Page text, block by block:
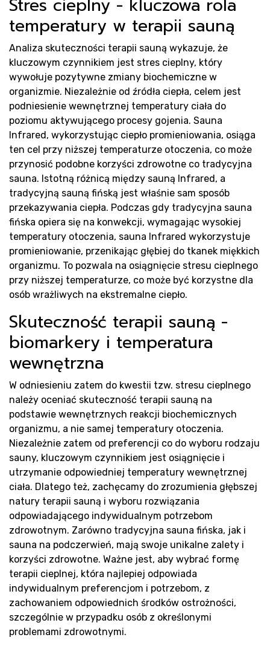
Stres cieplny - kluczowa rola
temperatury w terapii sauną
Analiza skuteczności terapii sauną wykazuje, że
kluczowym czynnikiem jest stres cieplny, który
wywołuje pozytywne zmiany biochemiczne w
organizmie. Niezależnie od źródła ciepła, celem jest
podniesienie wewnętrznej temperatury ciała do
poziomu aktywującego procesy gojenia. Sauna
Infrared, wykorzystując ciepło promieniowania, osiąga
ten cel przy niższej temperaturze otoczenia, co może
przynosić podobne korzyści zdrowotne co tradycyjna
sauna. Istotną różnicą między sauną Infrared, a
tradycyjną sauną fińską jest właśnie sam sposób
przekazywania ciepła. Podczas gdy tradycyjna sauna
fińska opiera się na konwekcji, wymagając wysokiej
temperatury otoczenia, sauna Infrared wykorzystuje
promieniowanie, przenikając głębiej do tkanek miękkich
organizmu. To pozwala na osiągnięcie stresu cieplnego
przy niższej temperaturze, co może być korzystne dla
osób wrażliwych na ekstremalne ciepło.
Skuteczność terapii sauną -
biomarkery i temperatura
wewnętrzna
W odniesieniu zatem do kwestii tzw. stresu cieplnego
należy oceniać skuteczność terapii sauną na
podstawie wewnętrznych reakcji biochemicznych
organizmu, a nie samej temperatury otoczenia.
Niezależnie zatem od preferencji co do wyboru rodzaju
sauny, kluczowym czynnikiem jest osiągnięcie i
utrzymanie odpowiedniej temperatury wewnętrznej
ciała. Dlatego też, zachęcamy do zrozumienia głębszej
natury terapii sauną i wyboru rozwiązania
odpowiadającego indywidualnym potrzebom
zdrowotnym. Zarówno tradycyjna sauna fińska, jak i
sauna na podczerwień, mają swoje unikalne zalety i
korzyści zdrowotne. Ważne jest, aby wybrać formę
terapii cieplnej, która najlepiej odpowiada
indywidualnym preferencjom i potrzebom, z
zachowaniem odpowiednich środków ostrożności,
szczególnie w przypadku osób z określonymi
problemami zdrowotnymi.